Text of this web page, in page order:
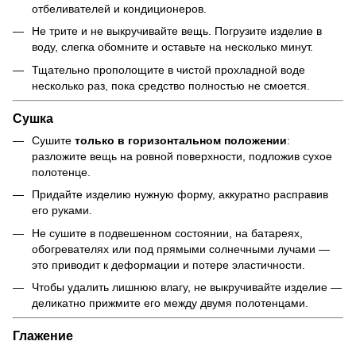
отбеливателей и кондиционеров.
Не трите и не выкручивайте вещь. Погрузите изделие в
воду, слегка обомните и оставьте на несколько минут.
Тщательно прополощите в чистой прохладной воде
несколько раз, пока средство полностью не смоется.
Сушка
Сушите только в горизонтальном положении:
разложите вещь на ровной поверхности, подложив сухое
полотенце.
Придайте изделию нужную форму, аккуратно расправив
его руками.
Не сушите в подвешенном состоянии, на батареях,
обогревателях или под прямыми солнечными лучами —
это приводит к деформации и потере эластичности.
Чтобы удалить лишнюю влагу, не выкручивайте изделие —
деликатно прижмите его между двумя полотенцами.
Глажение